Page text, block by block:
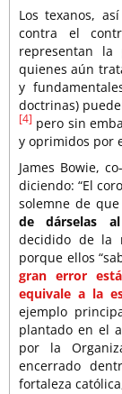
Los texanos,
contra el
representan la
quienes aún
y
doctrinas)
[4] pero sin
y oprimidos por
James Bowie,
diciendo: “El
solemne de que
de dárselas
decidido de la
porque ellos
gran error
equivale a la
ejemplo
plantado en el
por la
encerrado
fortaleza